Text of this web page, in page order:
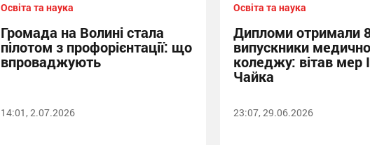
Освіта та наука
Громада на Волині стала
пілотом з профорієнтації: що
впроваджують
14:01, 2.07.2026
Освіта та наука
Дипломи отримали
випускники
коледжу: вітав мер
Чайка
23:07, 29.06.2026